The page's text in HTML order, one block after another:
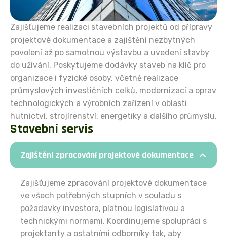
Zajišťujeme realizaci stavebních projektů od přípravy
projektové dokumentace a zajištění nezbytných
povolení až po samotnou výstavbu a uvedení stavby
do užívání. Poskytujeme dodávky staveb na klíč pro
organizace i fyzické osoby, včetně realizace
průmyslových investičních celků, modernizací a oprav
technologických a výrobních zařízení v oblasti
hutnictví, strojírenství, energetiky a dalšího průmyslu.
Stavební servis
Zajištění zpracování projektové dokumentace
Zajišťujeme zpracování projektové dokumentace
ve všech potřebných stupních v souladu s
požadavky investora, platnou legislativou a
technickými normami. Koordinujeme spolupráci s
projektanty a ostatními odborníky tak, aby